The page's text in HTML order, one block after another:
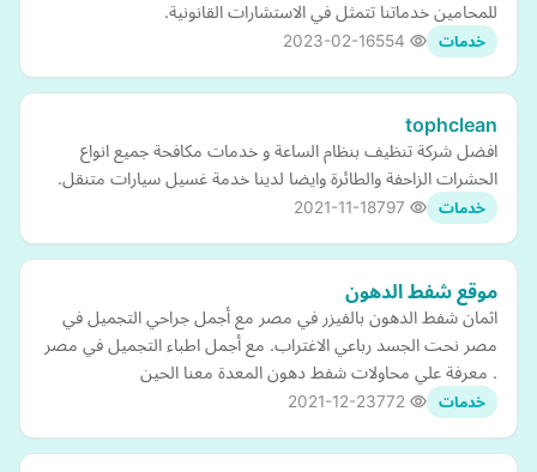
للمحامين خدماتنا تتمثل في الاستشارات القانونية.
خدمات 2023-02-16
tophclean
افضل شركة تنظيف بنظام الساعة و خدمات مكافحة جميع انواع
الحشرات الزاحفة والطائرة وايضا لدينا خدمة غسيل سيارات متنقل.
خدمات 2021-11-18
موقع شفط الدهون
اثمان شفط الدهون بالفيزر في مصر مع أجمل جراحي التجميل في
مصر نحت الجسد رباعي الاغتراب. مع أجمل اطباء التجميل في مصر
. معرفة علي محاولات شفط دهون المعدة معنا الحين
خدمات 2021-12-23